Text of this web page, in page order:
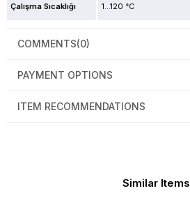
Çalışma Sıcaklığı 1...120 °C
COMMENTS(0)
PAYMENT OPTIONS
ITEM RECOMMENDATIONS
Similar Items